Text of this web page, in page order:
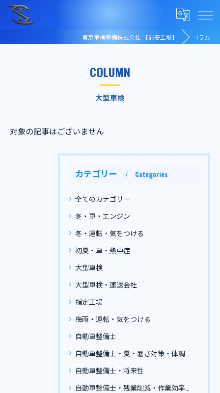
東京車検整備株式会社 【浦安工場】 コラム
COLUMN
大型車検
対象の記事はございません
カテゴリー Categories
全てのカテゴリー
冬・車・エンジン
冬・運転・気をつける
初夏・車・熱中症
大型車検
大型車検・運送会社
指定工場
梅雨・運転・気をつける
自動車整備士
自動車整備士・夏・暑さ対策・体調管理
自動車整備士・将来性
自動車整備士・残業削減・作業効率化・おすすめ工具